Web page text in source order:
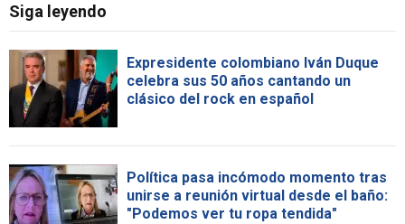
Siga leyendo
Expresidente colombiano Iván Duque
celebra sus 50 años cantando un
clásico del rock en español
Política pasa incómodo momento tras
unirse a reunión virtual desde el baño:
"Podemos ver tu ropa tendida"